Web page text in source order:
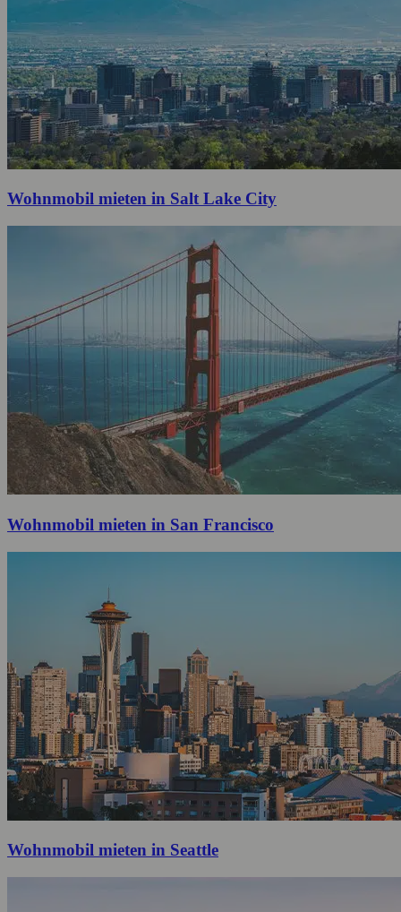
Wohnmobil mieten in Salt Lake City
Wohnmobil mieten in San Francisco
Wohnmobil mieten in Seattle